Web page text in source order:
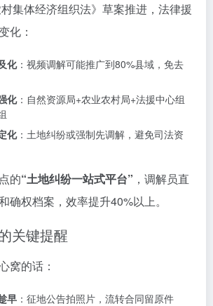
集体经济组织法》草案推进，法律援
化：
化：视频调解可能推广到80%县域，免去
化：自然资源局+农业农村局+法援中心组
化：土地纠纷或强制先调解，避免司法资
的“土地纠纷一站式平台” ，调解员直
确权档案，效率提升40%以上。
关键提醒
窝的话：
早 ：征地公告拍照片，流转合同留原件